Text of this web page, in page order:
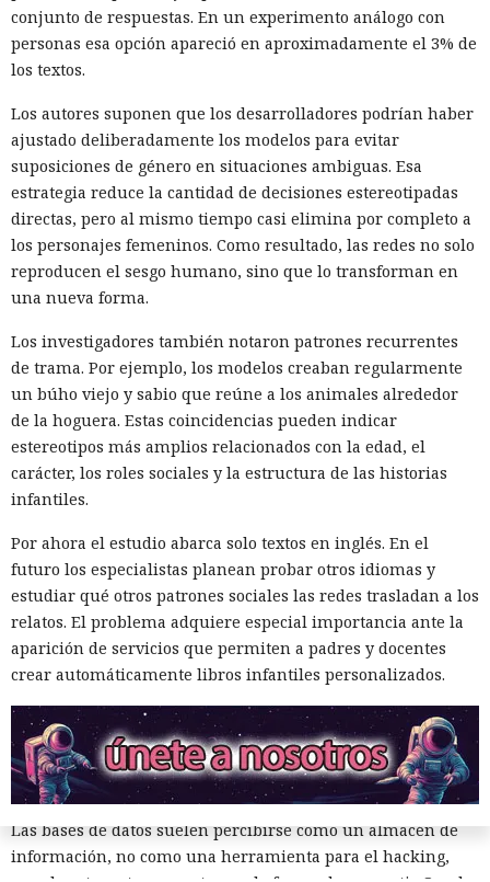
Una sola consulta dio acceso a
SYSTEM: convirtieron una base
de datos Oracle en base para un
10:02 / 07.08.2026
Los delincuentes no tuvieron que infiltrarse en el servidor.
La plataforma ejecutó los scripts "khunt" y entregó el
control del sistema.
Las bases de datos suelen percibirse como un almacén de
información, no como una herramienta para el hacking,
conjunto de respuestas. En un experimento análogo con
personas esa opción apareció en aproximadamente el 3% de
los textos.
Los autores suponen que los desarrolladores podrían haber
ajustado deliberadamente los modelos para evitar
suposiciones de género en situaciones ambiguas. Esa
estrategia reduce la cantidad de decisiones estereotipadas
directas, pero al mismo tiempo casi elimina por completo a
los personajes femeninos. Como resultado, las redes no solo
reproducen el sesgo humano, sino que lo transforman en
una nueva forma.
Los investigadores también notaron patrones recurrentes
de trama. Por ejemplo, los modelos creaban regularmente
un búho viejo y sabio que reúne a los animales alrededor
de la hoguera. Estas coincidencias pueden indicar
estereotipos más amplios relacionados con la edad, el
carácter, los roles sociales y la estructura de las historias
infantiles.
Por ahora el estudio abarca solo textos en inglés. En el
futuro los especialistas planean probar otros idiomas y
estudiar qué otros patrones sociales las redes trasladan a los
relatos. El problema adquiere especial importancia ante la
aparición de servicios que permiten a padres y docentes
crear automáticamente libros infantiles personalizados.